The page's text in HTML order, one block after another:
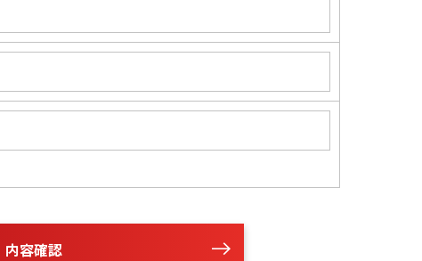
内容確認